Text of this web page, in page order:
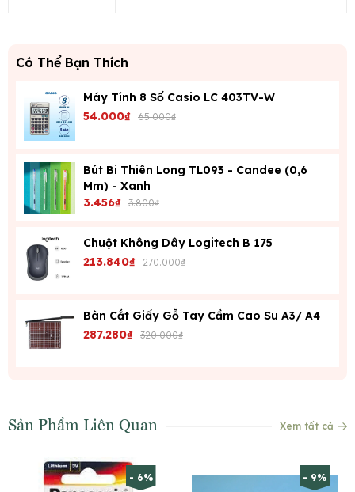
Có Thể Bạn Thích
Máy Tính 8 Số Casio LC 403TV-W
54.000₫ 65.000₫
Bút Bi Thiên Long TL093 - Candee (0,6
Mm) - Xanh
3.456₫ 3.800₫
Chuột Không Dây Logitech B 175
213.840₫ 270.000₫
Bàn Cắt Giấy Gỗ Tay Cầm Cao Su A3/ A4
287.280₫ 320.000₫
Sản Phẩm Liên Quan Xem tất cả
- 6% - 9%